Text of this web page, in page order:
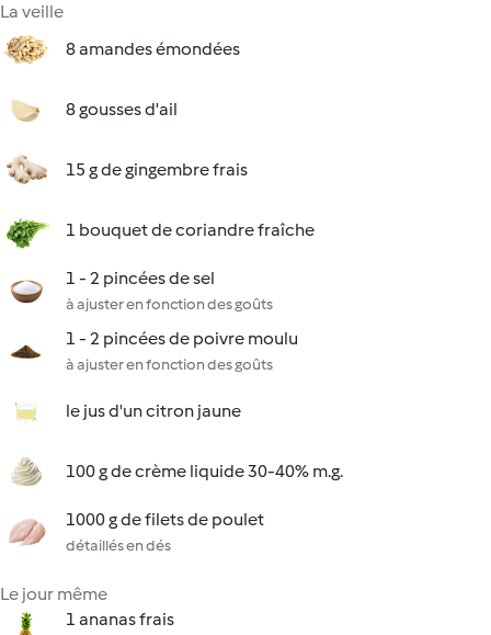
La veille
8 amandes émondées
8 gousses d'ail
15 g de gingembre frais
1 bouquet de coriandre fraîche
1 - 2 pincées de sel
à ajuster en fonction des goûts
1 - 2 pincées de poivre moulu
à ajuster en fonction des goûts
le jus d'un citron jaune
100 g de crème liquide 30-40% m.g.
1000 g de filets de poulet
détaillés en dés
Le jour même
1 ananas frais